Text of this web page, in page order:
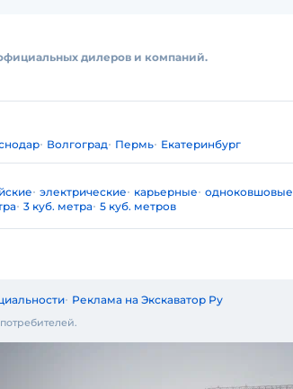
дилеров и компаний.
Волгоград Пермь Екатеринбург
электрические карьерные одноковшовые
3 куб. метра 5 куб. метров
Реклама на Экскаватор Ру